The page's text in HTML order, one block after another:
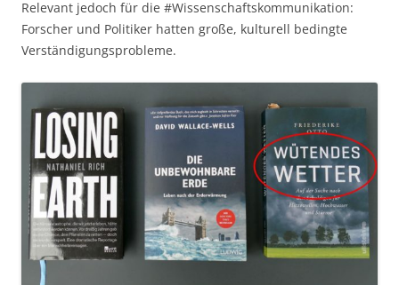
Relevant jedoch für die #Wissenschaftskommunikation:
Forscher und Politiker hatten große, kulturell bedingte
Verständigungsprobleme.